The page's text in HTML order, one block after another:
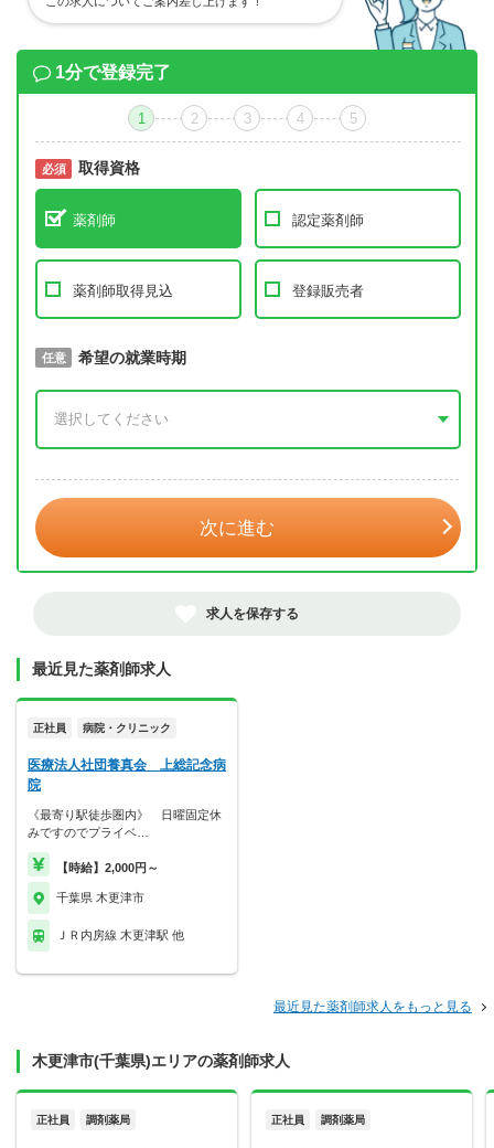
1分で登録完了
1 2 3 4 5
必須 取得資格
薬剤師 認定薬剤師
薬剤師取得見込 登録販売者
必須 取得予定年
任意 希望の就業時期
次に進む
求人を保存する
最近見た薬剤師求人
正社員 病院・クリニック
医療法人社団養真会 上総記念病
院
《最寄り駅徒歩圏内》 日曜固定休
みですのでプライベ…
【時給】2,000円～
千葉県 木更津市
ＪＲ内房線 木更津駅 他
最近見た薬剤師求人をもっと見る
木更津市(千葉県)エリアの薬剤師求人
正社員 調剤薬局 正社員 調剤薬局